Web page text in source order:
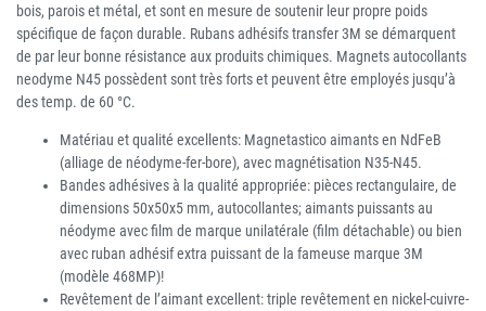
bois, parois et métal, et sont en mesure de soutenir leur propre poids
spécifique de façon durable. Rubans adhésifs transfer 3M se démarquent
de par leur bonne résistance aux produits chimiques. Magnets autocollants
neodyme N45 possèdent sont très forts et peuvent être employés jusqu’à
des temp. de 60 °C.
Matériau et qualité excellents: Magnetastico aimants en NdFeB
(alliage de néodyme-fer-bore), avec magnétisation N35-N45.
Bandes adhésives à la qualité appropriée: pièces rectangulaire, de
dimensions 50x50x5 mm, autocollantes; aimants puissants au
néodyme avec film de marque unilatérale (film détachable) ou bien
avec ruban adhésif extra puissant de la fameuse marque 3M
(modèle 468MP)!
Revêtement de l’aimant excellent: triple revêtement en nickel-cuivre-